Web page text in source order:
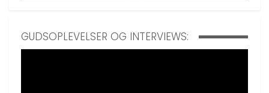
GUDSOPLEVELSER OG INTERVIEWS: